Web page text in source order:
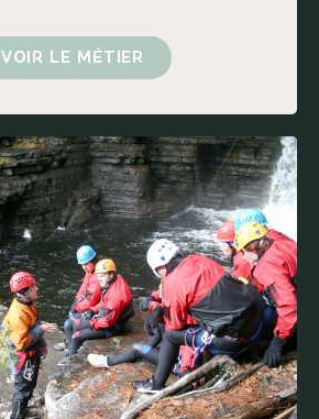
VOIR LE MÉTIER